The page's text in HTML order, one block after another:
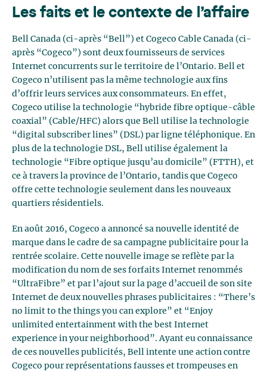
Les faits et le contexte de l’affaire
Bell Canada (ci-après “Bell”) et Cogeco Cable Canada (ci-
après “Cogeco”) sont deux fournisseurs de services
Internet concurrents sur le territoire de l’Ontario. Bell et
Cogeco n’utilisent pas la même technologie aux fins
d’offrir leurs services aux consommateurs. En effet,
Cogeco utilise la technologie “hybride fibre optique-câble
coaxial” (Cable/HFC) alors que Bell utilise la technologie
“digital subscriber lines” (DSL) par ligne téléphonique. En
plus de la technologie DSL, Bell utilise également la
technologie “Fibre optique jusqu’au domicile” (FTTH), et
ce à travers la province de l’Ontario, tandis que Cogeco
offre cette technologie seulement dans les nouveaux
quartiers résidentiels.
En août 2016, Cogeco a annoncé sa nouvelle identité de
marque dans le cadre de sa campagne publicitaire pour la
rentrée scolaire. Cette nouvelle image se reflète par la
modification du nom de ses forfaits Internet renommés
“UltraFibre” et par l’ajout sur la page d’accueil de son site
Internet de deux nouvelles phrases publicitaires : “There’s
no limit to the things you can explore” et “Enjoy
unlimited entertainment with the best Internet
experience in your neighborhood”. Ayant eu connaissance
de ces nouvelles publicités, Bell intente une action contre
Cogeco pour représentations fausses et trompeuses en